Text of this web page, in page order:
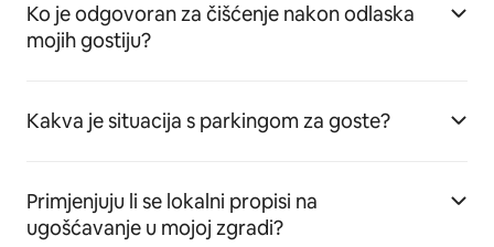
Ko je odgovoran za čišćenje nakon odlaska
mojih gostiju?
Kakva je situacija s parkingom za goste?
Primjenjuju li se lokalni propisi na
ugošćavanje u mojoj zgradi?